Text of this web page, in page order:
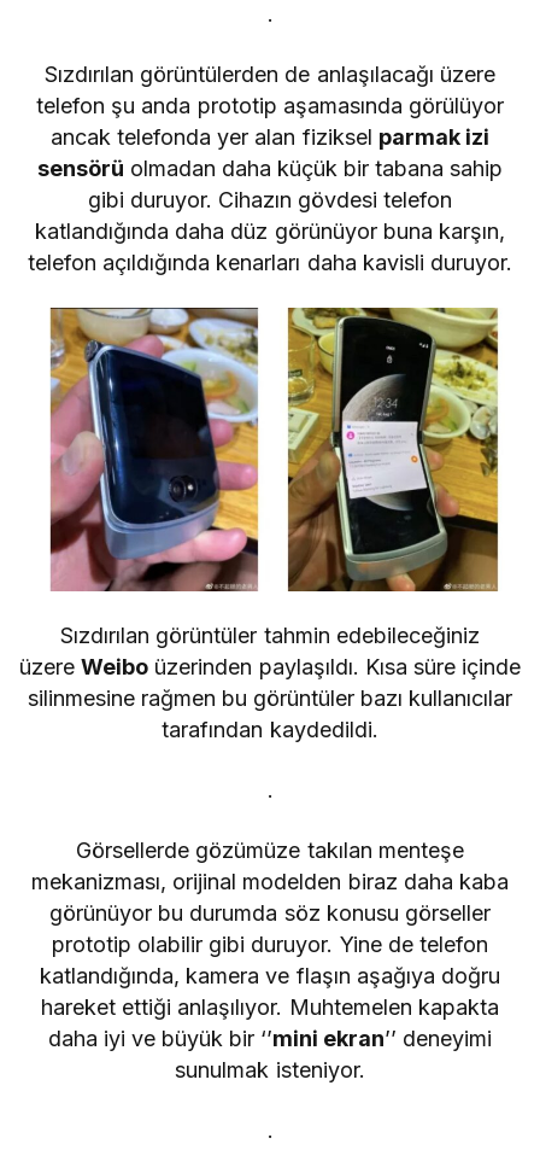
.
Sızdırılan görüntülerden de anlaşılacağı üzere
telefon şu anda prototip aşamasında görülüyor
ancak telefonda yer alan fiziksel parmak izi
sensörü olmadan daha küçük bir tabana sahip
gibi duruyor. Cihazın gövdesi telefon
katlandığında daha düz görünüyor buna karşın,
telefon açıldığında kenarları daha kavisli duruyor.
Sızdırılan görüntüler tahmin edebileceğiniz
üzereWeibo üzerinden paylaşıldı. Kısa süre içinde
silinmesine rağmen bu görüntüler bazı kullanıcılar
tarafından kaydedildi.
.
Görsellerde gözümüze takılan menteşe
mekanizması, orijinal modelden biraz daha kaba
görünüyor bu durumda söz konusu görseller
prototip olabilir gibi duruyor. Yine de telefon
katlandığında, kamera ve flaşın aşağıya doğru
hareket ettiği anlaşılıyor. Muhtemelen kapakta
daha iyi ve büyük bir ‘’mini ekran’’ deneyimi
sunulmak isteniyor.
.